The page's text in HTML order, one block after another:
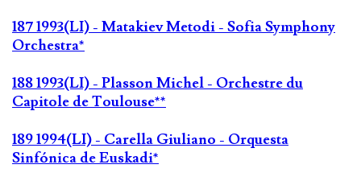
187 1993(LI) - Matakiev Metodi - Sofia Symphony
Orchestra*
188 1993(LI) - Plasson Michel - Orchestre du
Capitole de Toulouse**
189 1994(LI) - Carella Giuliano - Orquesta
Sinfónica de Euskadi*